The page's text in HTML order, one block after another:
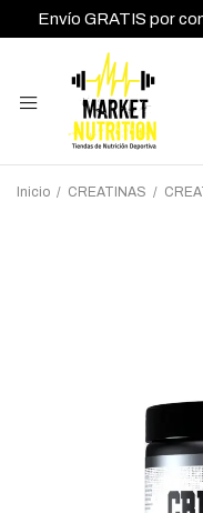
Envío GRATIS por
Inicio / CREATINAS /